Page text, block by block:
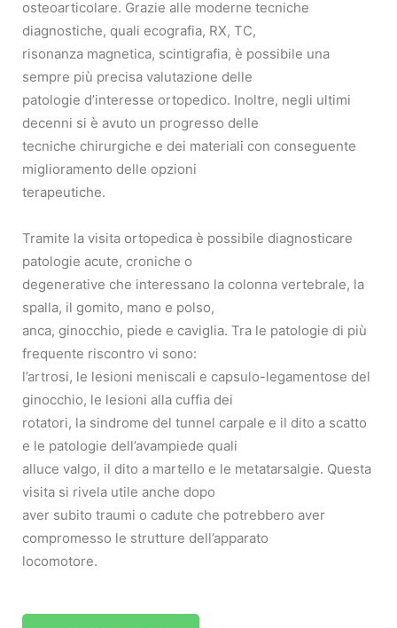
osteoarticolare. Grazie alle moderne tecniche
diagnostiche, quali ecografia, RX, TC,
risonanza magnetica, scintigrafia, è possibile una
sempre più precisa valutazione delle
patologie d’interesse ortopedico. Inoltre, negli ultimi
decenni si è avuto un progresso delle
tecniche chirurgiche e dei materiali con conseguente
miglioramento delle opzioni
terapeutiche.
Tramite la visita ortopedica è possibile diagnosticare
patologie acute, croniche o
degenerative che interessano la colonna vertebrale, la
spalla, il gomito, mano e polso,
anca, ginocchio, piede e caviglia. Tra le patologie di più
frequente riscontro vi sono:
l’artrosi, le lesioni meniscali e capsulo-legamentose del
ginocchio, le lesioni alla cuffia dei
rotatori, la sindrome del tunnel carpale e il dito a scatto
e le patologie dell’avampiede quali
alluce valgo, il dito a martello e le metatarsalgie. Questa
visita si rivela utile anche dopo
aver subito traumi o cadute che potrebbero aver
compromesso le strutture dell’apparato
locomotore.